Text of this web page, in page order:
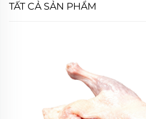
TẤT CẢ SẢN PHẨM